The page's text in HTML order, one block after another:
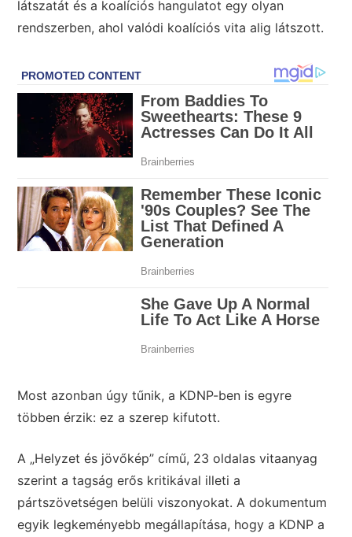
látszatát és a koalíciós hangulatot egy olyan
rendszerben, ahol valódi koalíciós vita alig látszott.
Most azonban úgy tűnik, a KDNP-ben is egyre
többen érzik: ez a szerep kifutott.
A „Helyzet és jövőkép” című, 23 oldalas vitaanyag
szerint a tagság erős kritikával illeti a
pártszövetségen belüli viszonyokat. A dokumentum
egyik legkeményebb megállapítása, hogy a KDNP a